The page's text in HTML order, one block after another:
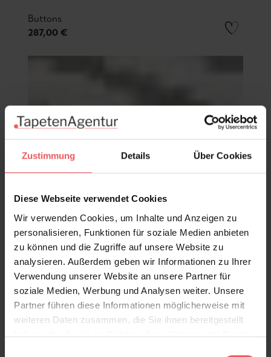
Zustimmung Details Über Cookies
Diese Webseite verwendet Cookies
Wir verwenden Cookies, um Inhalte und Anzeigen zu
personalisieren, Funktionen für soziale Medien anbieten
zu können und die Zugriffe auf unsere Website zu
analysieren. Außerdem geben wir Informationen zu Ihrer
Verwendung unserer Website an unsere Partner für
soziale Medien, Werbung und Analysen weiter. Unsere
Partner führen diese Informationen möglicherweise mit
weiteren Daten zusammen, die Sie ihnen bereitgestellt
haben oder die sie im Rahmen Ihrer Nutzung der Dienste
Buttons
287,00 €